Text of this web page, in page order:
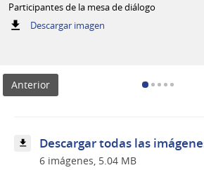
Participantes de la mesa de diálogo
Descargar imagen:
Anterior
Descargar todas las
6 imágenes, 5.04 MB